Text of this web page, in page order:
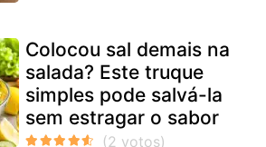
Colocou sal demais na
salada? Este truque
simples pode salvá-la
sem estragar o sabor